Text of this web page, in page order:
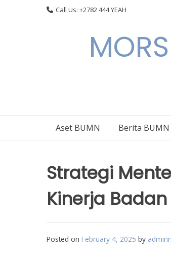
Call Us: +2782 444 YEAH
Aset BUMN Berita BUMN
Strategi
Kinerja
Posted on February 4, 2025 by